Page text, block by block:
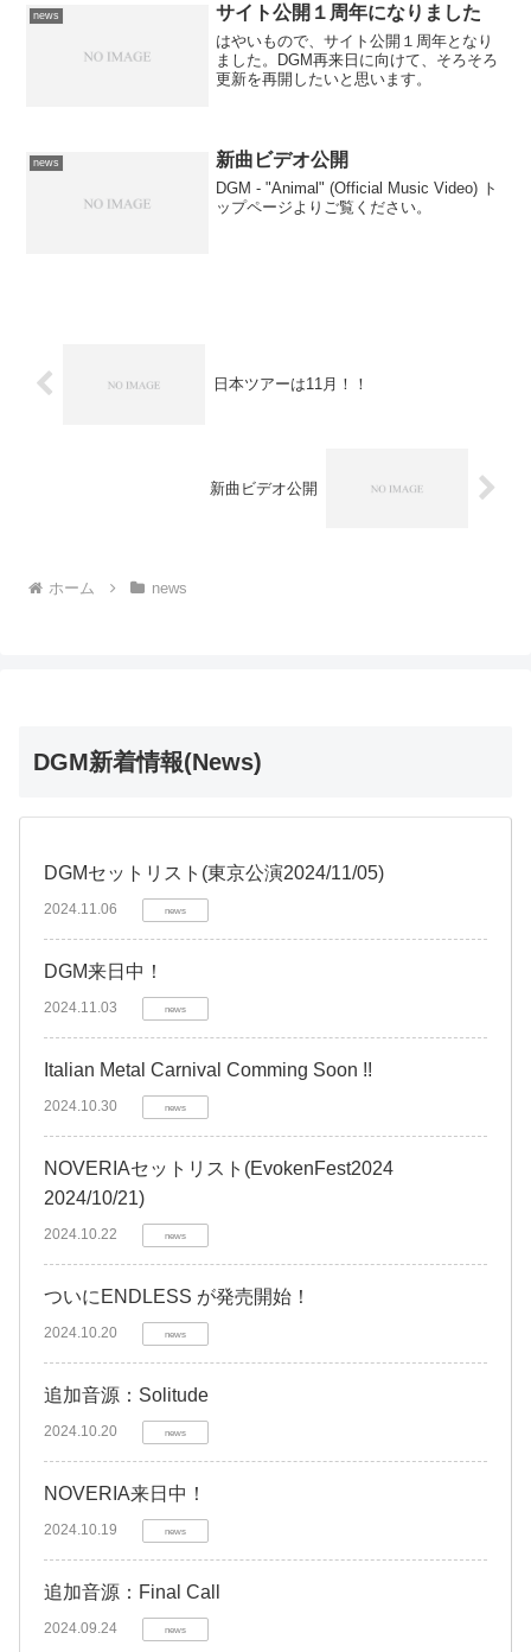
news サイト公開１周年になりました
はやいもので、サイト公開１周年となり
ました。DGM再来日に向けて、そろそろ
更新を再開したいと思います。
news 新曲ビデオ公開
DGM - "Animal" (Official Music Video) ト
ップページよりご覧ください。
日本ツアーは11月！！
新曲ビデオ公開
ホーム news
DGM新着情報(News)
DGMセットリスト(東京公演2024/11/05)
2024.11.06 news
DGM来日中！
2024.11.03 news
Italian Metal Carnival Comming Soon !!
2024.10.30 news
NOVERIAセットリスト(EvokenFest2024
2024/10/21)
2024.10.22 news
ついにENDLESS が発売開始！
2024.10.20 news
追加音源：Solitude
2024.10.20 news
NOVERIA来日中！
2024.10.19 news
追加音源：Final Call
2024.09.24 news